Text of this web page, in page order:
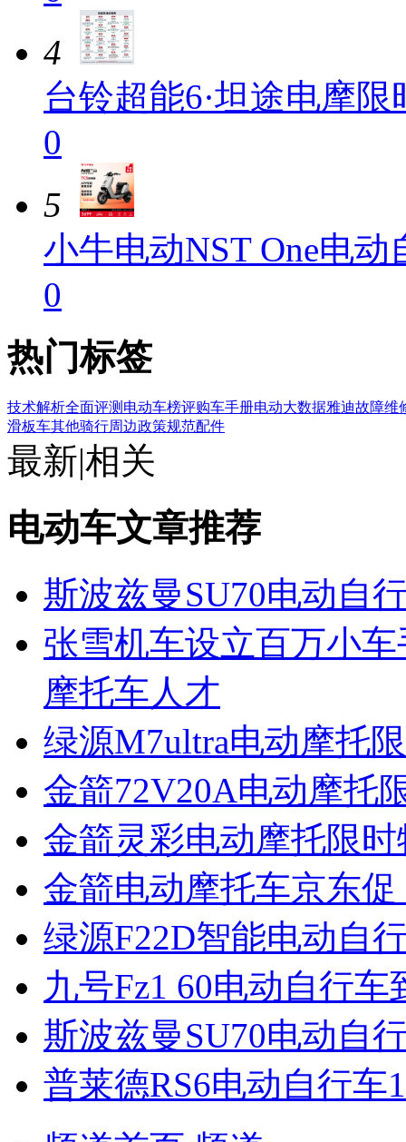
4
台铃超能6·坦途电摩限
0
5
小牛电动NST One电
0
热门标签
技术解析全面评测 电动车榜评购车手册电动大数据雅迪故障维
滑板车其他骑行周边政策规范配件
最新|相关
电动车文章推荐
斯波兹曼SU70电动自
张雪机车设立百万小
摩托车人才
绿源M7ultra电动摩托
金箭72V20A电动摩托
金箭灵彩电动摩托限时
金箭电动摩托车京东
绿源F22D智能电动自
九号Fz1 60电动自行
斯波兹曼SU70电动自
普莱德RS6电动自行车